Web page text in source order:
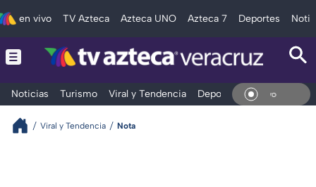
en vivo TV Azteca Azteca UNO Azteca 7 Deportes
Noticias Turismo Viral y Tendencia Deportes Espectáculos
En
Viral y Tendencia Nota